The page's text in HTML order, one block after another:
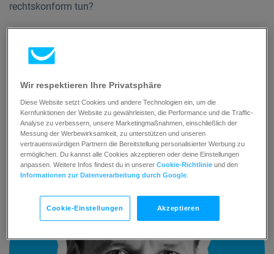
rechtskonform tun?
Um rechtssicheres E-Mail-Marketing betreiben zu können,
solltest du anhand dieser 10 Tipps überprüfen, ob der
Newsletter rechtlich einwandfrei sind.
Wir respektieren Ihre Privatsphäre
Diese Website setzt Cookies und andere Technologien ein, um die
Kernfunktionen der Website zu gewährleisten, die Performance und die Traffic-
Analyse zu verbessern, unsere Marketingmaßnahmen, einschließlich der
Messung der Werbewirksamkeit, zu unterstützen und unseren
vertrauenswürdigen Partnern die Bereitstellung personalisierter Werbung zu
ermöglichen. Du kannst alle Cookies akzeptieren oder deine Einstellungen
anpassen. Weitere Infos findest du in unsererCookie-Richtlinie und den
Informationen zur Datenverarbeitung durch Google
Cookie-Einstellungen Akzeptieren